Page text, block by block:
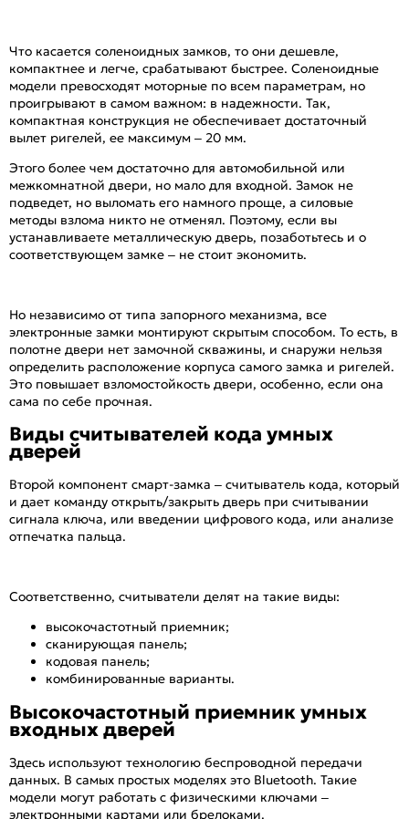
Что касается соленоидных замков, то они дешевле,
компактнее и легче, срабатывают быстрее. Соленоидные
модели превосходят моторные по всем параметрам, но
проигрывают в самом важном: в надежности. Так,
компактная конструкция не обеспечивает достаточный
вылет ригелей, ее максимум – 20 мм.
Этого более чем достаточно для автомобильной или
межкомнатной двери, но мало для входной. Замок не
подведет, но выломать его намного проще, а силовые
методы взлома никто не отменял. Поэтому, если вы
устанавливаете металлическую дверь, позаботьтесь и о
соответствующем замке – не стоит экономить.
Но независимо от типа запорного механизма, все
электронные замки монтируют скрытым способом. То есть, в
полотне двери нет замочной скважины, и снаружи нельзя
определить расположение корпуса самого замка и ригелей.
Это повышает взломостойкость двери, особенно, если она
сама по себе прочная.
Виды считывателей кода умных
дверей
Второй компонент смарт-замка – считыватель кода, который
и дает команду открыть/закрыть дверь при считывании
сигнала ключа, или введении цифрового кода, или анализе
отпечатка пальца.
Соответственно, считыватели делят на такие виды:
высокочастотный приемник;
сканирующая панель;
кодовая панель;
комбинированные варианты.
Высокочастотный приемник умных
входных дверей
Здесь используют технологию беспроводной передачи
данных. В самых простых моделях это Bluetooth. Такие
модели могут работать с физическими ключами –
электронными картами или брелоками.